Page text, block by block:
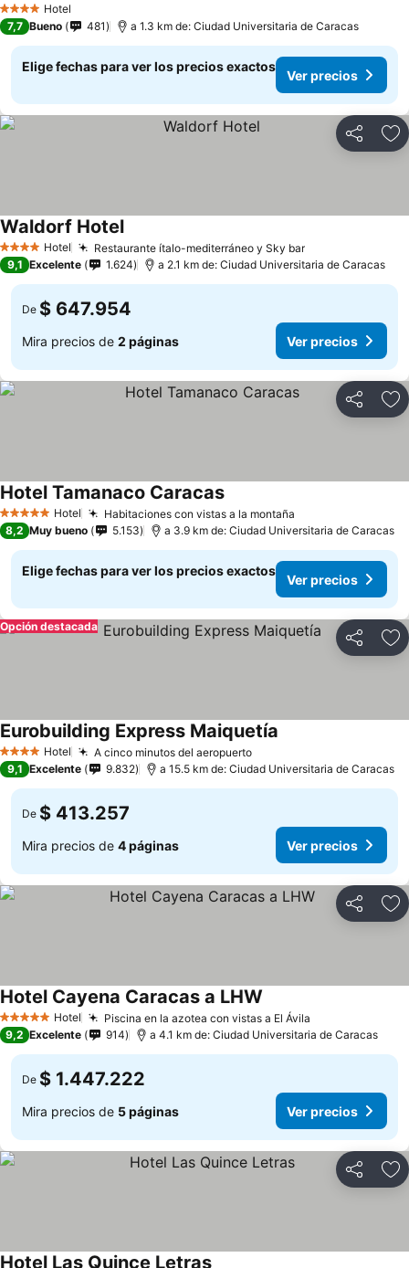
4 EstrellasHotel
7,7 Bueno 481 a 1.3 km de: Ciudad Universitaria de Caracas
Elige fechas para ver los precios exactos
Ver precios
Compartir
4 EstrellasHotel Restaurante ítalo-mediterráneo y Sky bar
Waldorf Hotel
9,1 Excelente 1.624 a 2.1 km de: Ciudad Universitaria de Caracas
De $ 647.954
Mira precios de 2 páginas Ver precios
Compartir
5 Estrellas Hotel Habitaciones con vistas a la montaña
Hotel Tamanaco Caracas
8,2 Muy bueno 5.153 a 3.9 km de: Ciudad Universitaria de Caracas
Elige fechas para ver los precios exactos
Ver precios
Compartir
Opción destacada
4 EstrellasHotel A cinco minutos del aeropuerto
Eurobuilding Express Maiquetía
9,1 Excelente 9.832 a 15.5 km de: Ciudad Universitaria de Caracas
De $ 413.257
Mira precios de 4 páginas Ver precios
Compartir
5 Estrellas Hotel Piscina en la azotea con vistas a El Ávila
Hotel Cayena Caracas a LHW
9,2 Excelente 914 a 4.1 km de: Ciudad Universitaria de Caracas
De $ 1.447.222
Mira precios de 5 páginas Ver precios
Compartir
Hotel Las Quince Letras